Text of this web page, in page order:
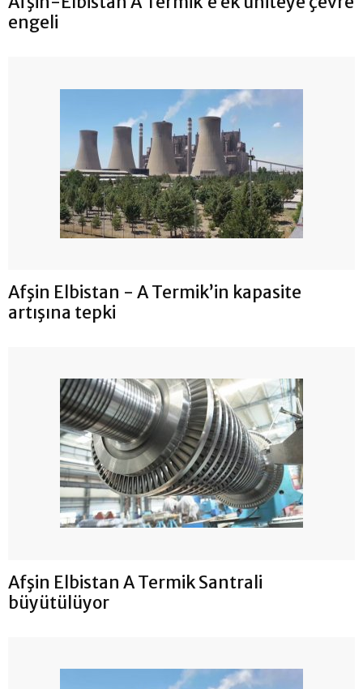
engeli
Afşin Elbistan - A Termik’in kapasite
artışına tepki
Afşin Elbistan A Termik Santrali
büyütülüyor